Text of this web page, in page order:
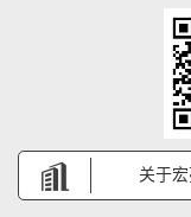
关于宏